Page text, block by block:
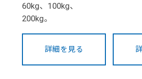
60kg、100kg、
200kg。
詳細を見る